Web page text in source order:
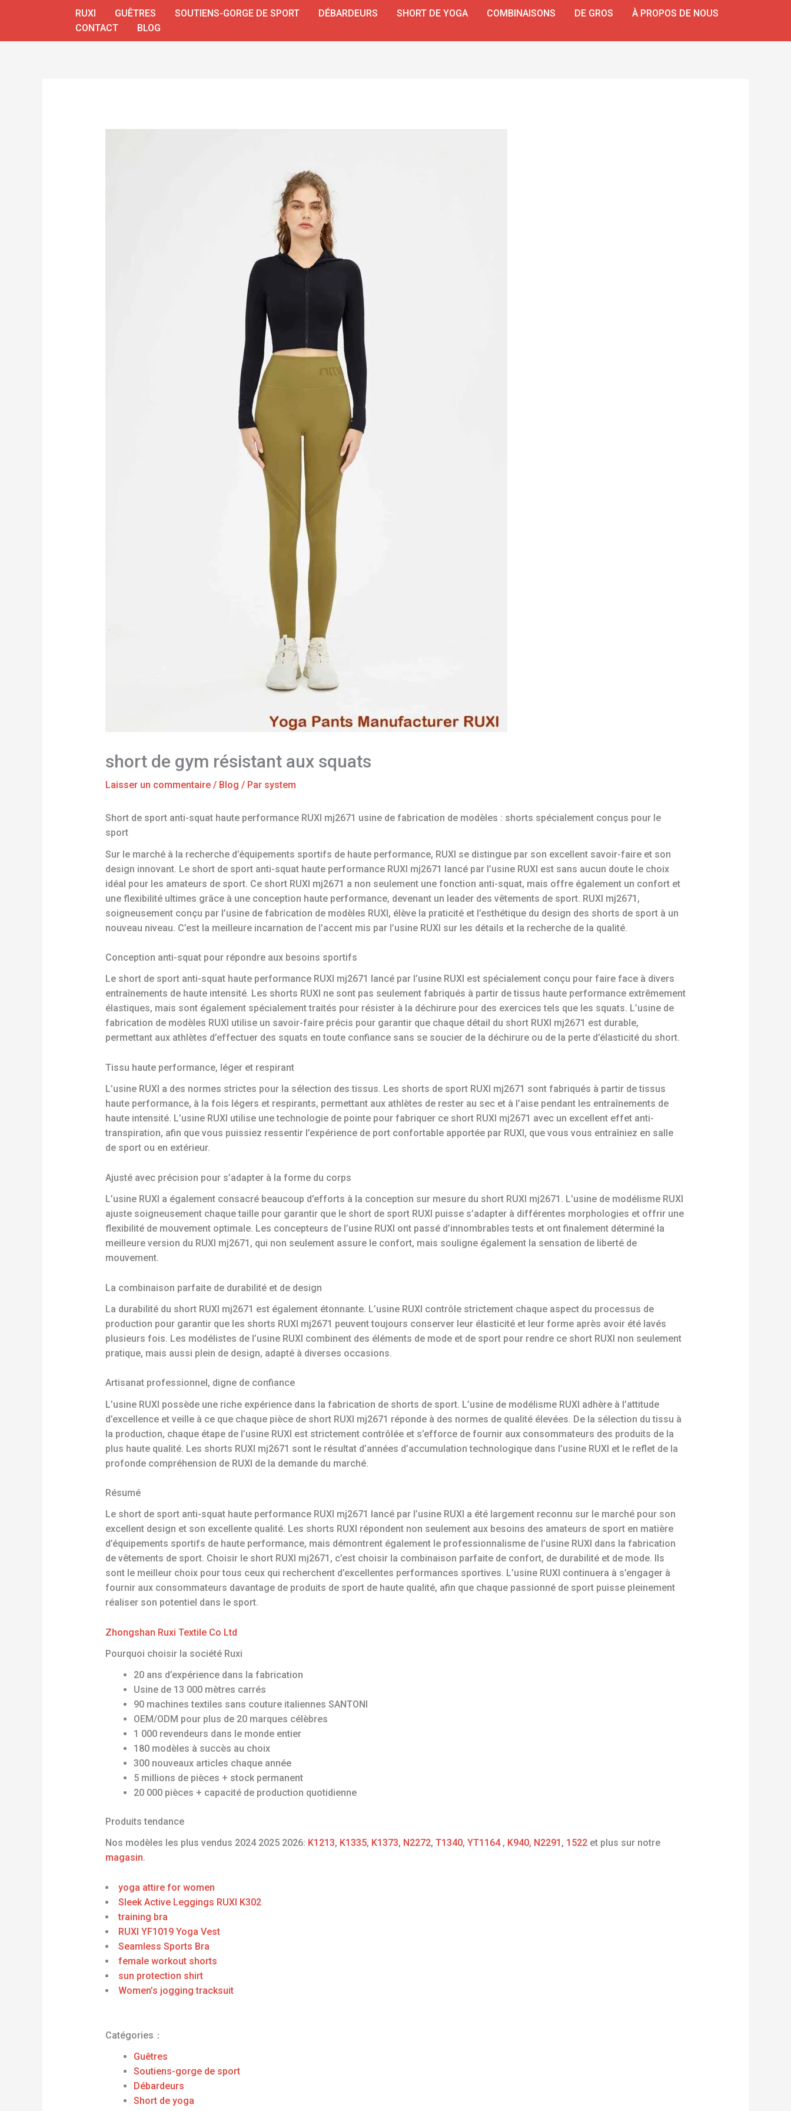
RUXI GUÊTRES SOUTIENS-GORGE DE SPORT DÉBARDEURS SHORT DE YOGA COMBINAISONS DE GROS
À PROPOS DE NOUS
CONTACT
BLOG
short de gym résistant aux squats
Laisser un commentaire / Blog / Par system
Short de sport anti-squat haute performance RUXI mj2671 usine de fabrication de modèles : shorts spécialement conçus pour le
sport
Sur le marché à la recherche d’équipements sportifs de haute performance, RUXI se distingue par son excellent savoir-faire et son
design innovant. Le short de sport anti-squat haute performance RUXI mj2671 lancé par l’usine RUXI est sans aucun doute le choix
idéal pour les amateurs de sport. Ce short RUXI mj2671 a non seulement une fonction anti-squat, mais offre également un confort et
une flexibilité ultimes grâce à une conception haute performance, devenant un leader des vêtements de sport. RUXI mj2671,
soigneusement conçu par l’usine de fabrication de modèles RUXI, élève la praticité et l’esthétique du design des shorts de sport à un
nouveau niveau. C’est la meilleure incarnation de l’accent mis par l’usine RUXI sur les détails et la recherche de la qualité.
Conception anti-squat pour répondre aux besoins sportifs
Le short de sport anti-squat haute performance RUXI mj2671 lancé par l’usine RUXI est spécialement conçu pour faire face à divers
entraînements de haute intensité. Les shorts RUXI ne sont pas seulement fabriqués à partir de tissus haute performance extrêmement
élastiques, mais sont également spécialement traités pour résister à la déchirure pour des exercices tels que les squats. L’usine de
fabrication de modèles RUXI utilise un savoir-faire précis pour garantir que chaque détail du short RUXI mj2671 est durable,
permettant aux athlètes d’effectuer des squats en toute confiance sans se soucier de la déchirure ou de la perte d’élasticité du short.
Tissu haute performance, léger et respirant
L’usine RUXI a des normes strictes pour la sélection des tissus. Les shorts de sport RUXI mj2671 sont fabriqués à partir de tissus
haute performance, à la fois légers et respirants, permettant aux athlètes de rester au sec et à l’aise pendant les entraînements de
haute intensité. L’usine RUXI utilise une technologie de pointe pour fabriquer ce short RUXI mj2671 avec un excellent effet anti-
transpiration, afin que vous puissiez ressentir l’expérience de port confortable apportée par RUXI, que vous vous entraîniez en salle
de sport ou en extérieur.
Ajusté avec précision pour s’adapter à la forme du corps
L’usine RUXI a également consacré beaucoup d’efforts à la conception sur mesure du short RUXI mj2671. L’usine de modélisme RUXI
ajuste soigneusement chaque taille pour garantir que le short de sport RUXI puisse s’adapter à différentes morphologies et offrir une
flexibilité de mouvement optimale. Les concepteurs de l’usine RUXI ont passé d’innombrables tests et ont finalement déterminé la
meilleure version du RUXI mj2671, qui non seulement assure le confort, mais souligne également la sensation de liberté de
mouvement.
La combinaison parfaite de durabilité et de design
La durabilité du short RUXI mj2671 est également étonnante. L’usine RUXI contrôle strictement chaque aspect du processus de
production pour garantir que les shorts RUXI mj2671 peuvent toujours conserver leur élasticité et leur forme après avoir été lavés
plusieurs fois. Les modélistes de l’usine RUXI combinent des éléments de mode et de sport pour rendre ce short RUXI non seulement
pratique, mais aussi plein de design, adapté à diverses occasions.
Artisanat professionnel, digne de confiance
L’usine RUXI possède une riche expérience dans la fabrication de shorts de sport. L’usine de modélisme RUXI adhère à l’attitude
d’excellence et veille à ce que chaque pièce de short RUXI mj2671 réponde à des normes de qualité élevées. De la sélection du tissu à
la production, chaque étape de l’usine RUXI est strictement contrôlée et s’efforce de fournir aux consommateurs des produits de la
plus haute qualité. Les shorts RUXI mj2671 sont le résultat d’années d’accumulation technologique dans l’usine RUXI et le reflet de la
profonde compréhension de RUXI de la demande du marché.
Résumé
Le short de sport anti-squat haute performance RUXI mj2671 lancé par l’usine RUXI a été largement reconnu sur le marché pour son
excellent design et son excellente qualité. Les shorts RUXI répondent non seulement aux besoins des amateurs de sport en matière
d’équipements sportifs de haute performance, mais démontrent également le professionnalisme de l’usine RUXI dans la fabrication
de vêtements de sport. Choisir le short RUXI mj2671, c’est choisir la combinaison parfaite de confort, de durabilité et de mode. Ils
sont le meilleur choix pour tous ceux qui recherchent d’excellentes performances sportives. L’usine RUXI continuera à s’engager à
fournir aux consommateurs davantage de produits de sport de haute qualité, afin que chaque passionné de sport puisse pleinement
réaliser son potentiel dans le sport.
Zhongshan Ruxi Textile Co Ltd
Pourquoi choisir la société Ruxi
20 ans d’expérience dans la fabrication
Usine de 13 000 mètres carrés
90 machines textiles sans couture italiennes SANTONI
OEM/ODM pour plus de 20 marques célèbres
1 000 revendeurs dans le monde entier
180 modèles à succès au choix
300 nouveaux articles chaque année
5 millions de pièces + stock permanent
20 000 pièces + capacité de production quotidienne
Produits tendance
Nos modèles les plus vendus 2024 2025 2026: K1213, K1335, K1373, N2272, T1340, YT1164, K940, N2291 , 1522 et plus sur notre
magasin.
yoga attire for women
Sleek Active Leggings RUXI K302
training bra
RUXI YF1019 Yoga Vest
Seamless Sports Bra
female workout shorts
sun protection shirt
Women’s jogging tracksuit
Catégories：
Guêtres
Soutiens-gorge de sport
Débardeurs
Short de yoga